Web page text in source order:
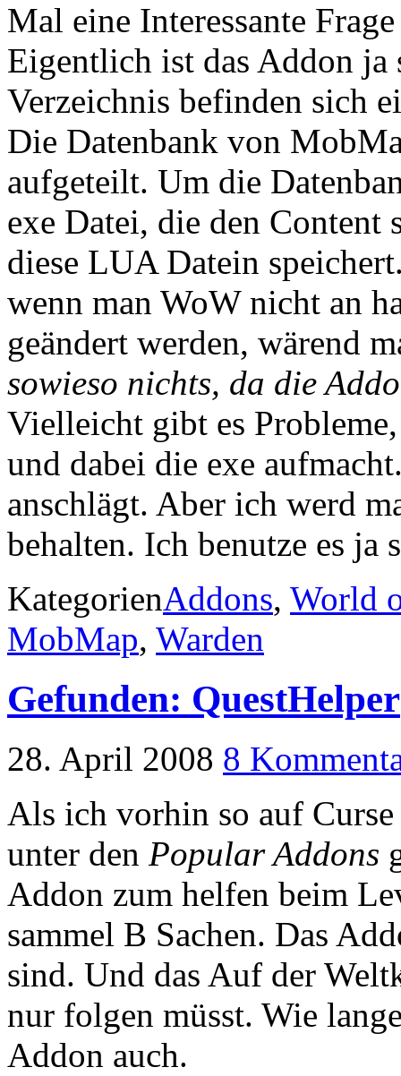
Mal eine Interessante
Eigentlich ist das Addon
Verzeichnis befinden sich
Die Datenbank von
aufgeteilt. Um die
exe Datei, die den Content
diese LUA Datein
wenn man WoW nicht an
geändert werden, wärend
sowieso nichts, da die
Vielleicht gibt es
und dabei die exe
anschlägt. Aber ich werd
behalten. Ich benutze es ja
KategorienAddons, World
MobMap, Warden
Gefunden: QuestHelper
28. April 2008 8
Als ich vorhin so auf
unter den Popular Addons
Addon zum helfen beim
sammel B Sachen. Das
sind. Und das Auf der
nur folgen müsst. Wie
Addon auch.